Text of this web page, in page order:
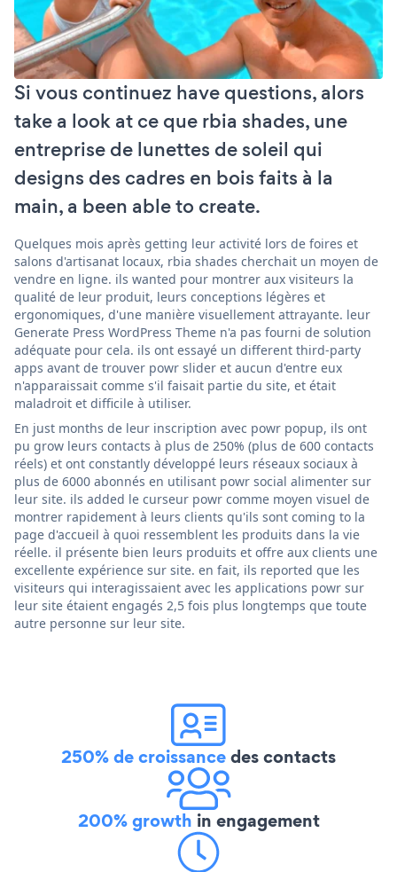
Si vous continuez have questions, alors
take a look at ce que rbia shades, une
entreprise de lunettes de soleil qui
designs des cadres en bois faits à la
main, a been able to create.
Quelques mois après getting leur activité lors de foires et
salons d'artisanat locaux, rbia shades cherchait un moyen de
vendre en ligne. ils wanted pour montrer aux visiteurs la
qualité de leur produit, leurs conceptions légères et
ergonomiques, d'une manière visuellement attrayante. leur
Generate Press WordPress Theme n'a pas fourni de solution
adéquate pour cela. ils ont essayé un different third-party
apps avant de trouver powr slider et aucun d'entre eux
n'apparaissait comme s'il faisait partie du site, et était
maladroit et difficile à utiliser.
En just months de leur inscription avec powr popup, ils ont
pu grow leurs contacts à plus de 250% (plus de 600 contacts
réels) et ont constantly développé leurs réseaux sociaux à
plus de 6000 abonnés en utilisant powr social alimenter sur
leur site. ils added le curseur powr comme moyen visuel de
montrer rapidement à leurs clients qu'ils sont coming to la
page d'accueil à quoi ressemblent les produits dans la vie
réelle. il présente bien leurs produits et offre aux clients une
excellente expérience sur site. en fait, ils reported que les
visiteurs qui interagissaient avec les applications powr sur
leur site étaient engagés 2,5 fois plus longtemps que toute
autre personne sur leur site.
250% de croissancedes contacts
200% growth in engagement